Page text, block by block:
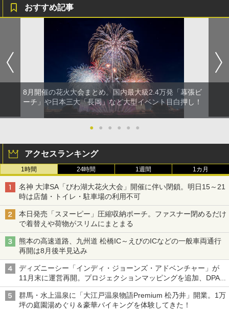
おすすめ記事
8月開催の花火大会まとめ。国内最大級2.4万発「幕張ビ
ーチ」や日本三大「長岡」など大型イベント目白押し！
● ● ● ● ● ●
アクセスランキング
1時間 24時間 1週間 1カ月
名神 大津SA「びわ湖大花火大会」開催に伴い閉鎖。明日15～21
時は店舗・トイレ・駐車場の利用不可
本日発売「スヌーピー」圧縮収納ポーチ。ファスナー閉めるだけ
で着替えや荷物がスリムにまとまる
熊本の高速道路、九州道 松橋IC～えびのICなどの一般車両通行
再開は8月後半見込み
ディズニーシー「インディ・ジョーンズ・アドベンチャー」が
11月末に運営再開。プロジェクションマッピングを追加、DPA
は1500円
群馬・水上温泉に「大江戸温泉物語Premium 松乃井」開業。1万
坪の庭園湯めぐり＆豪華バイキングを体験してきた！